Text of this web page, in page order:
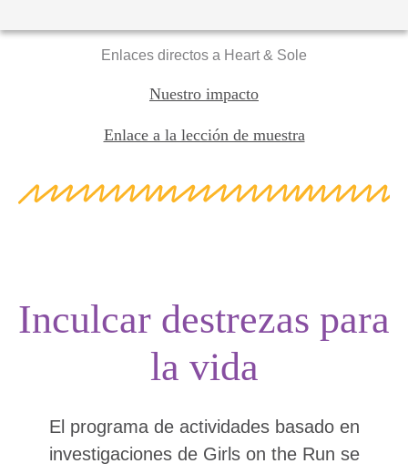
Enlaces directos a Heart & Sole
Nuestro impacto
Enlace a la lección de muestra
Inculcar destrezas para
la vida
El programa de actividades basado en
investigaciones de Girls on the Run se